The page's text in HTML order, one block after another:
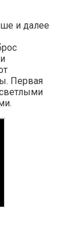
и далее
Первая